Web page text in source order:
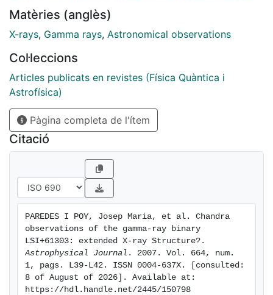
emission excludes an interpretation in the context of a
dust-scattered halo, suggesting an intrinsic nature. On
10keV=7.1+1.8-1.4×10-12 ergs cm-2 s-1 and hydrogen
column density NH=(0.70+/-0.06)×1022 cm-2 are
compatible with previous results, the photon index
Γ=1.25+/-0.09 is the hardest ever found. In light of
these new results, we briefly discuss the physics
behind the X-ray emission, the location of the emitter,
and the possible origin of the extended emission ~0.1
pc away from LS I +61 303.
Matèries (anglès)
X-rays, Gamma rays, Astronomical observations
Col·leccions
Articles publicats en revistes (Física Quàntica i
Astrofísica)
Pàgina completa de l'ítem
Citació
PAREDES I POY, Josep Maria, et al. Chandra
observations of the gamma-ray binary
Astrophysical Journal . 2007. Vol. 664, num.
1, pags. L39-L42. ISSN 0004-637X. [consulted:
8 of August of 2026]. Available at:
https://hdl.handle.net/2445/150798